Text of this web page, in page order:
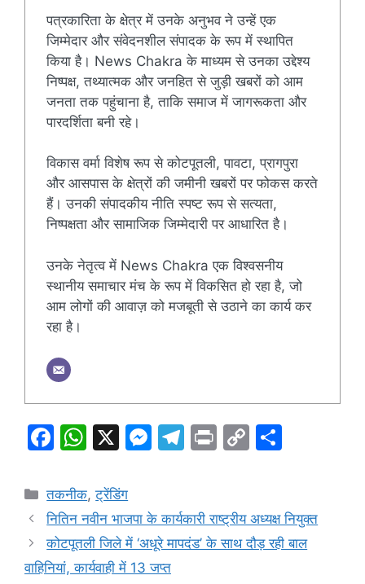
पत्रकारिता के क्षेत्र में उनके अनुभव ने उन्हें एक
जिम्मेदार और संवेदनशील संपादक के रूप में स्थापित
किया है। News Chakra के माध्यम से उनका उद्देश्य
निष्पक्ष, तथ्यात्मक और जनहित से जुड़ी खबरों को आम
जनता तक पहुंचाना है, ताकि समाज में जागरूकता और
पारदर्शिता बनी रहे।
विकास वर्मा विशेष रूप से कोटपूतली, पावटा, प्रागपुरा
और आसपास के क्षेत्रों की जमीनी खबरों पर फोकस करते
हैं। उनकी संपादकीय नीति स्पष्ट रूप से सत्यता,
निष्पक्षता और सामाजिक जिम्मेदारी पर आधारित है।
उनके नेतृत्व में News Chakra एक विश्वसनीय
स्थानीय समाचार मंच के रूप में विकसित हो रहा है, जो
आम लोगों की आवाज़ को मजबूती से उठाने का कार्य कर
रहा है।
F
c
e
b
o
W
at
s
A
p
X
M
s
e
n
T
gr
a
Pr C
y
Li
e
Categories
तकनीक,ट्रेंडिंग
नितिन नवीन भाजपा के कार्यकारी राष्ट्रीय अध्यक्ष नियुक्त
कोटपूतली जिले में ‘अधूरे मापदंड’ के साथ दौड़ रही बाल
वाहिनियां, कार्यवाही में 13 जप्त